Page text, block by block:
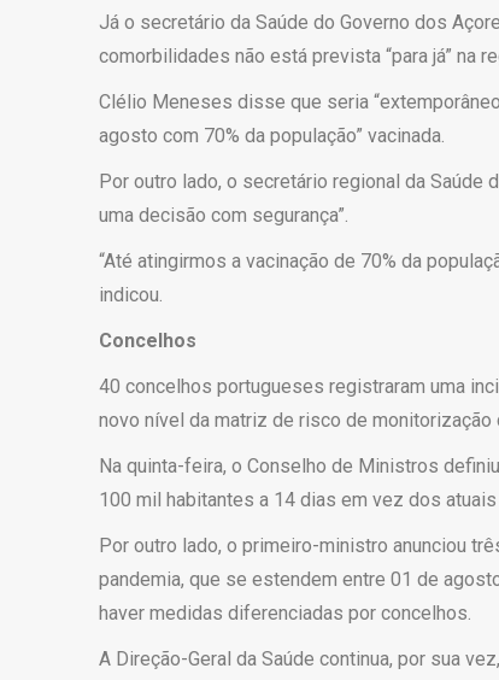
Já o secretário da Saúde do Governo dos
comorbilidades não está prevista “para já” na
Clélio Meneses disse que seria
agosto com 70% da população” vacinada.
Por outro lado, o secretário regional da Saúde
uma decisão com segurança”.
“Até atingirmos a vacinação de 70% da
indicou.
Concelhos
40 concelhos portugueses registraram uma
novo nível da matriz de risco de monitorização
Na quinta-feira, o Conselho de Ministros
100 mil habitantes a 14 dias em vez dos atuais
Por outro lado, o primeiro-ministro anunciou
pandemia, que se estendem entre 01 de
haver medidas diferenciadas por concelhos.
A Direção-Geral da Saúde continua, por sua